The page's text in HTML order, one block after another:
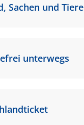
Sachen und Tiere
unterwegs